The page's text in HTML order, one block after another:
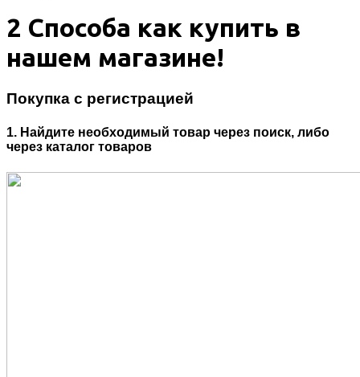
2 Способа как купить в
нашем магазине!
Покупка с регистрацией
1. Найдите необходимый товар через поиск, либо
через каталог товаров